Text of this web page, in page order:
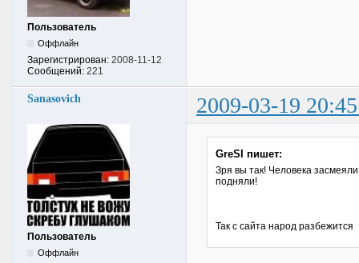
Пользователь
Оффлайн
Зарегистрирован: 2008-11-12
Сообщений: 221
Sanasovich 2009-03-19
Пользователь
Оффлайн
GreSI пишет:
Зря вы так! Человека
подняли!
Так с сайта народ разбежится